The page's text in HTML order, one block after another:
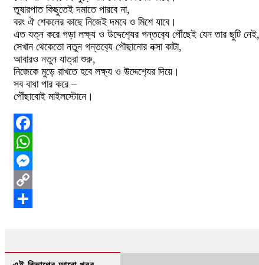
তুষারপাত কিছুতেই দমাতে পারবে না,
বরং ঐ শেকলের কাছে নিজেই দমবে ও মিশে যাবে।
এত যত্ন করে গড়া লক্ষ‍্য ও উদ্দেশ‍্যের গন্তব‍্যে পৌঁছেই যেন তার ছুটি নেই,
সেখান থেকেতো নতুন গন্তব‍্যে পৌছানোর নক্সা কাটা,
আবারও নতুন যাত্রা শুরু,
নিজেকে মুড়ে রাখতে হবে লক্ষ‍্য ও উদ্দেশ‍্যের দিয়ে।
সব বাধা পার করে –
পৌঁছাবোই মাইলস্টোনে।
Facebook
WhatsApp
Messenger
Copy